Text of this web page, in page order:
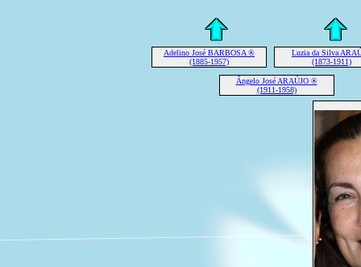
Adelino José BARBOSA ®
(1885-1957)
Luzia da Silva
(1873-1911)
Ângelo José ARAÚJO ®
(1911-1958)